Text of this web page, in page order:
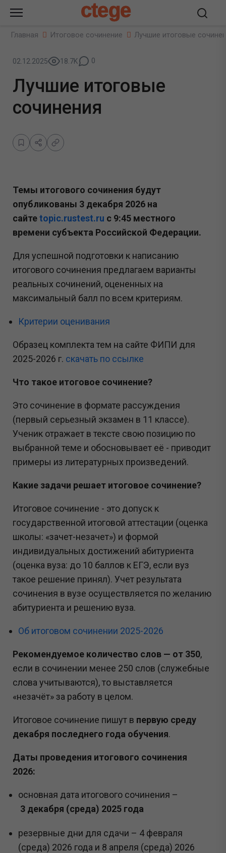
ctege
Главная Итоговое сочинение Лучшие итоговые
02.12.2025 18.7K 0
Лучшие итоговые
сочинения
Темы итогового сочинения будут
опубликованы 3 декабря 2026 на
сайтеtopic.rustest.ru с 9:45 местного
времени субъекта Российской Федерации.
Для успешной подготовки к написанию
итогового сочинения предлагаем варианты
реальных сочинений, оцененных на
максимальный балл по всем критериям.
Критерии оценивания
Образец комплекта тем на сайте ФИПИ для
2025-2026 г. скачать по ссылке
Что такое итоговое сочинение?
Это сочинение в формате рассуждения
(первый серьезный экзамен в 11 классе).
Ученик отражает в тексте свою позицию по
выбранной теме и обосновывает её - приводит
примеры из литературных произведений.
Какие задачи решает итоговое сочинение?
Итоговое сочинение - это допуск к
государственной итоговой аттестации (оценка
школы: «зачет-незачет») и формой
индивидуальных достижений абитуриента
(оценка вуза: до 10 баллов к ЕГЭ, если вуз
такое решение принял). Учет результата
сочинения в вузе осуществляется по желанию
абитуриента и решению вуза.
Об итоговом сочинении 2025-2026
Рекомендуемое количество слов — от 350,
если в сочинении менее 250 слов (служебные
слова учитываются), то выставляется
«незачёт» за работу в целом.
Итоговое сочинение пишут в первую среду
декабря последнего года обучения.
Даты проведения итогового сочинения
2026:
основная дата итогового сочинения –
3 декабря (среда) 2025 года
резервные дни для сдачи – 4 февраля
(среда) 2026 года и 8 апреля (среда) 2026